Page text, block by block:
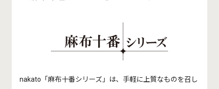
nakato「麻布十番シリーズ」は、手軽に上質なものを召し